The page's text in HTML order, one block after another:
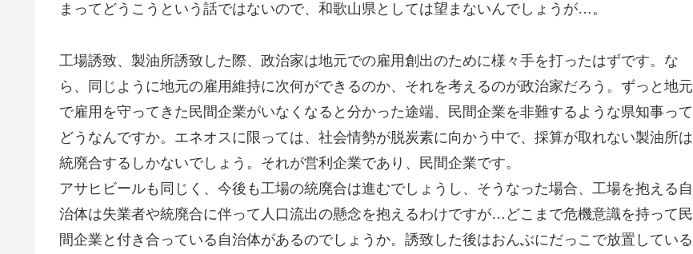
まってどうこうという話ではないので、和歌山県としては望まないんでしょうが…。
工場誘致、製油所誘致した際、政治家は地元での雇用創出のために様々手を打ったはずです。な
ら、同じように地元の雇用維持に次何ができるのか、それを考えるのが政治家だろう。ずっと地元
で雇用を守ってきた民間企業がいなくなると分かった途端、民間企業を非難するような県知事って
どうなんですか。エネオスに限っては、社会情勢が脱炭素に向かう中で、採算が取れない製油所は
統廃合するしかないでしょう。それが営利企業であり、民間企業です。
アサヒビールも同じく、今後も工場の統廃合は進むでしょうし、そうなった場合、工場を抱える自
治体は失業者や統廃合に伴って人口流出の懸念を抱えるわけですが…どこまで危機意識を持って民
間企業と付き合っている自治体があるのでしょうか。誘致した後はおんぶにだっこで放置している